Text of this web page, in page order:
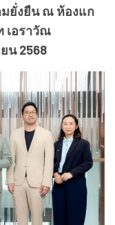
ยั่งยืน ณ ห้องแก
เอราวัณ
น 2568